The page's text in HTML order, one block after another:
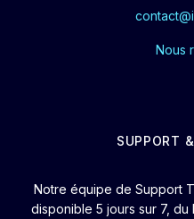
Nous
SUPPORT
Notre équipe de Support
disponible 5 jours sur 7,